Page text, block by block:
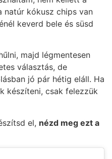
natúr kókusz chips van
keverd bele és süsd
majd légmentesen
választás, de
jó pár hétig eláll. Ha
készíteni, csak felezzük
el, nézd meg ezt a